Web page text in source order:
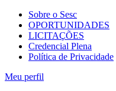
Sobre o Sesc
OPORTUNIDADES
LICITAÇÕES
Credencial Plena
Política de Privacidade
Meu perfil